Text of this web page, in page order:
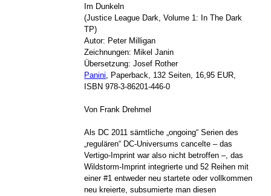
Im Dunkeln
(Justice League Dark, Volume 1: In The Dark
TP)
Autor: Peter Milligan
Zeichnungen: Mikel Janin
Übersetzung: Josef Rother
Panini , Paperback, 132 Seiten, 16,95 EUR,
ISBN 978-3-86201-446-0
Von Frank Drehmel
Als DC 2011 sämtliche „ongoing“ Serien des
„regulären“ DC-Universums cancelte – das
Vertigo-Imprint war also nicht betroffen –, das
Wildstorm-Imprint integrierte und 52 Reihen mit
einer #1 entweder neu startete oder vollkommen
neu kreierte, subsumierte man diesen